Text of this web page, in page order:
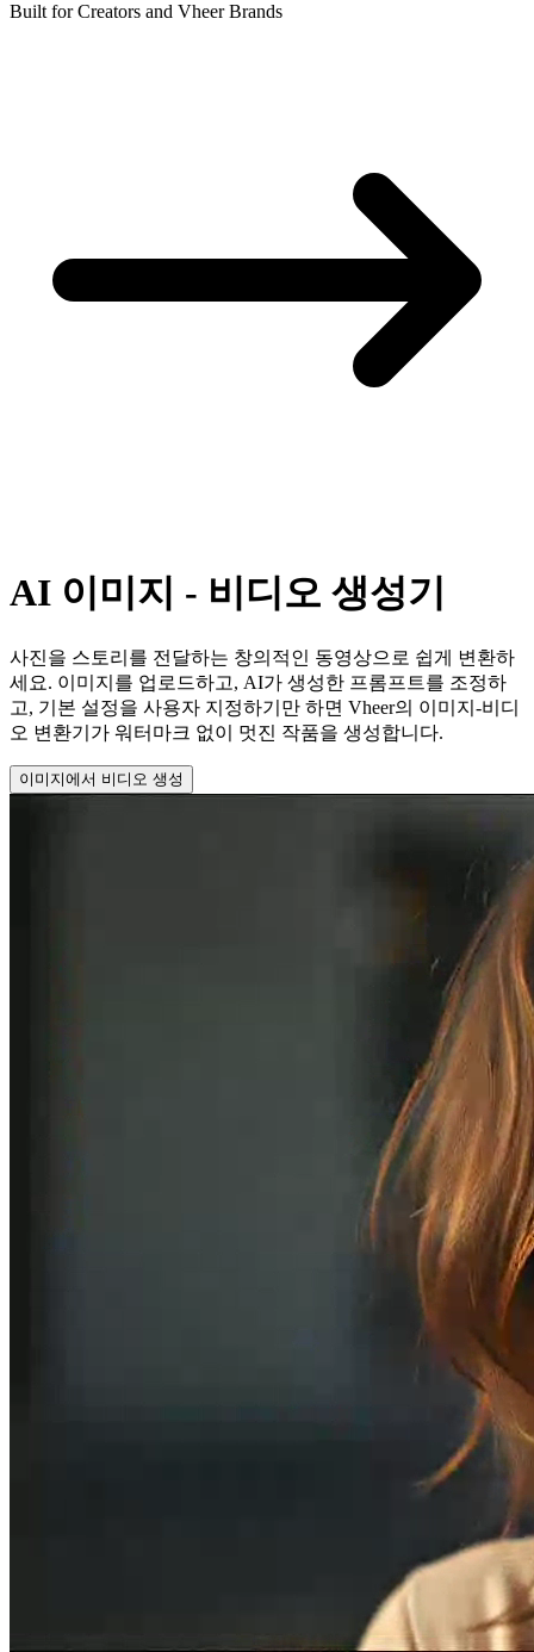
Built for Creators and Vheer Brands
AI 이미지 - 비디오 생성기
사진을 스토리를 전달하는 창의적인 동영상으로 쉽게 변환하
세요. 이미지를 업로드하고, AI가 생성한 프롬프트를 조정하
고, 기본 설정을 사용자 지정하기만 하면 Vheer의 이미지-비디
오 변환기가 워터마크 없이 멋진 작품을 생성합니다.
이미지에서 비디오 생성